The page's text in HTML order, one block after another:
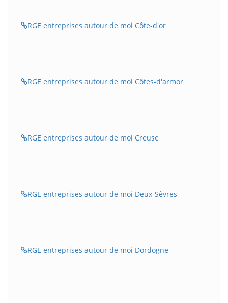
RGE entreprises autour de moi Côte-d'or
RGE entreprises autour de moi Côtes-d'armor
RGE entreprises autour de moi Creuse
RGE entreprises autour de moi Deux-Sèvres
RGE entreprises autour de moi Dordogne